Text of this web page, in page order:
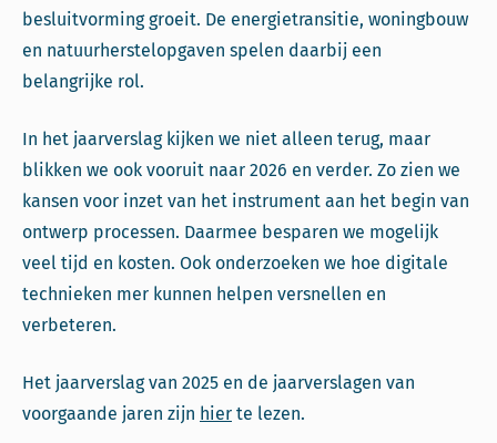
besluitvorming groeit. De energietransitie, woningbouw
en natuurherstelopgaven spelen daarbij een
belangrijke rol.
In het jaarverslag kijken we niet alleen terug, maar
blikken we ook vooruit naar 2026 en verder. Zo zien we
kansen voor inzet van het instrument aan het begin van
ontwerp processen. Daarmee besparen we mogelijk
veel tijd en kosten. Ook onderzoeken we hoe digitale
technieken mer kunnen helpen versnellen en
verbeteren.
Het jaarverslag van 2025 en de jaarverslagen van
voorgaande jaren zijn hier te lezen.